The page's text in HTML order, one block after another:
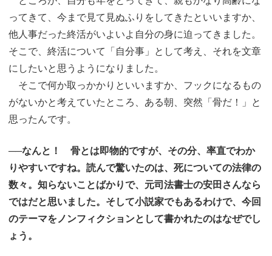
ってきて、今まで見て見ぬふりをしてきたといいますか、
他人事だった終活がいよいよ自分の身に迫ってきました。
そこで、終活について「自分事」として考え、それを文章
にしたいと思うようになりました。
そこで何か取っかかりといいますか、フックになるもの
がないかと考えていたところ、ある朝、突然「骨だ！」と
思ったんです。
──なんと！ 骨とは即物的ですが、その分、率直でわか
りやすいですね。読んで驚いたのは、死についての法律の
数々。知らないことばかりで、元司法書士の安田さんなら
ではだと思いました。そして小説家でもあるわけで、今回
のテーマをノンフィクションとして書かれたのはなぜでし
ょう。